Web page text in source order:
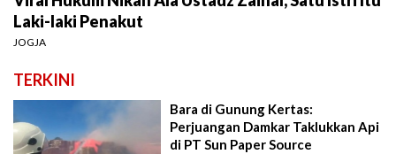
Laki-laki Penakut
JOGJA
TERKINI
Bara di Gunung Kertas:
Perjuangan Damkar Taklukkan Api
di PT Sun Paper Source